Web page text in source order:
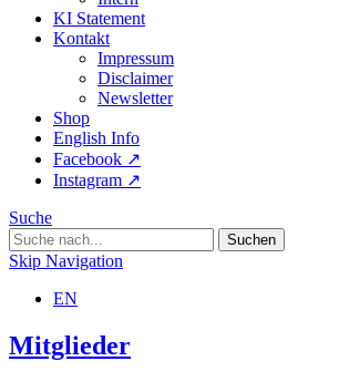
KI Statement
Kontakt
Impressum
Disclaimer
Newsletter
Shop
English Info
Facebook ↗︎
Instagram ↗︎
Suche
Skip Navigation
EN
Mitglieder